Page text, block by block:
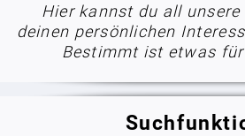
Hier kannst du all
deinen persönlichen
Bestimmt ist etwas